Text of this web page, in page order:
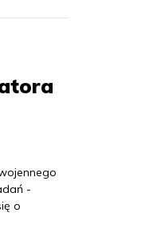
-
o